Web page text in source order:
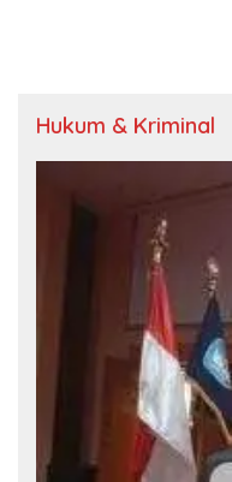
Hukum & Kriminal